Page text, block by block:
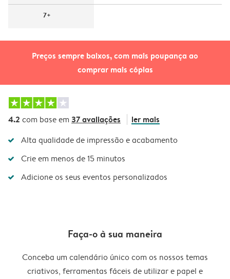
Preços sempre baixos, com mais poupança ao
comprar mais cópias
7+
4.2 com base em 37 avaliações ler mais
Alta qualidade de impressão e acabamento
Crie em menos de 15 minutos
Adicione os seus eventos personalizados
Faça-o à sua maneira
Conceba um calendário único com os nossos temas
criativos, ferramentas fáceis de utilizar e papel e